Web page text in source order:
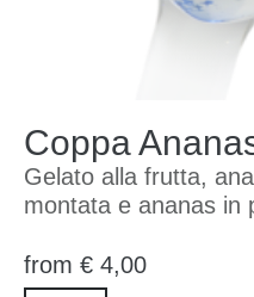
Coppa
Gelato alla frutta,
montata e ananas in
from € 4,00